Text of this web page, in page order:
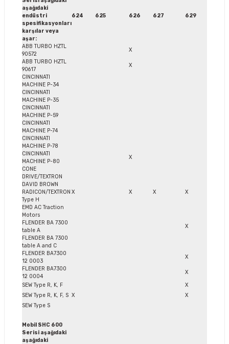
aşağıdaki
endüstri
spesifikasyonları
karşılar veya
aşar:
624 625 626 627 629
ABB TURBO HZTL
90572
X
ABB TURBO HZTL
90617
X
CINCINNATI
MACHINE P-34
CINCINNATI
MACHINE P-35
CINCINNATI
MACHINE P-59
CINCINNATI
MACHINE P-74
CINCINNATI
MACHINE P-78
CINCINNATI
MACHINE P-80
X
CONE
DRIVE/TEXTRON
DAVID BROWN
RADICON/TEXTRON
Type H
X X X X
EMD AC Traction
Motors
FLENDER BA 7300
table A
X
FLENDER BA 7300
table A and C
FLENDER BA7300
12 0003
X
FLENDER BA7300
12 0004
X
SEW Type R, K, F
X
SEW Type R, K, F, S X
X
SEW Type S
Mobil SHC 600
Serisi aşağıdaki
aşağıdaki